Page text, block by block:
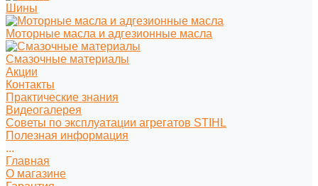
Шины
Моторные масла и адгезионные масла
Смазочные материалы
Акции
Контакты
Практические знания
Видеогалерея
Советы по эксплуатации агрегатов STIHL
Полезная информация
...
Главная
О магазине